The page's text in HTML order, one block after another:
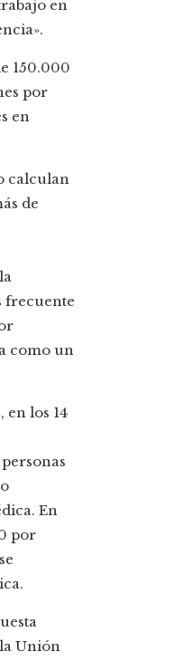
en
150.000
por
en
calculan
de
frecuente
como un
en los 14
En
por
Unión